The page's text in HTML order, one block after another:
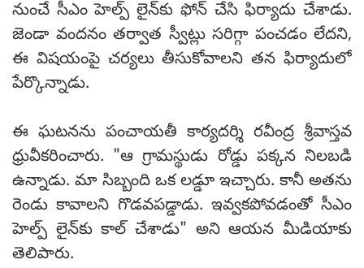
నుంచే సీఎం హెల్ప్ లైన్‌కు ఫోన్ చేసి ఫిర్యాదు చేశాడు.
జెండా వందనం తర్వాత స్వీట్లు సరిగ్గా పంచడం లేదని,
ఈ విషయంపై చర్యలు తీసుకోవాలని తన ఫిర్యాదులో
పేర్కొన్నాడు.
ఈ ఘటనను పంచాయతీ కార్యదర్శి రవీంద్ర శ్రీవాస్తవ
ధ్రువీకరించారు. "ఆ గ్రామస్థుడు రోడ్డు పక్కన నిలబడి
ఉన్నాడు. మా సిబ్బంది ఒక లడ్డూ ఇచ్చారు. కానీ అతను
రెండు కావాలని గొడవపడ్డాడు. ఇవ్వకపోవడంతో సీఎం
హెల్ప్ లైన్‌కు కాల్ చేశాడు" అని ఆయన మీడియాకు
తెలిపారు.